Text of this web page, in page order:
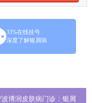
33%在线挂号
深度了解银屑病
波博润皮肤病门诊：银屑